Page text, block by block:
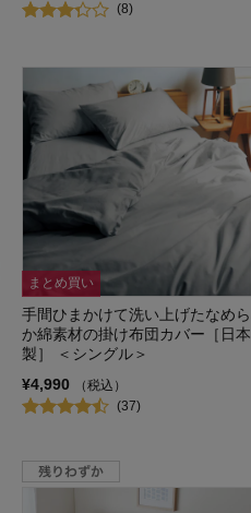
(8)
まとめ買い
手間ひまかけて洗い上げたなめら
か綿素材の掛け布団カバー［日本
製］ ＜シングル＞
¥4,990
（税込）
(37)